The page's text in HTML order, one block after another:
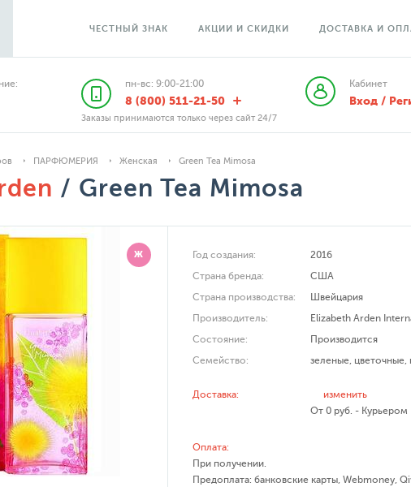
ЧЕСТНЫЙ ЗНАК АКЦИИ И СКИДКИ ДОСТАВКА И
пн-вс: 9:00-21:00
8 (800) 511-21-50
Заказы принимаются только через сайт 24/7
Кабинет
Вход /
ПАРФЮМЕРИЯ Женская Green Tea Mimosa
/ Green Tea Mimosa
Ж Год создания:
2016
Страна бренда:
США
Страна производства:
Швейцария
Производитель:
Elizabeth Arden
Состояние:
Производится
Семейство:
зеленые, цветочные,
Доставка:
изменить
От 0 руб. - Курьером
Оплата:
При получении.
Предоплата: банковские карты, Webmoney,